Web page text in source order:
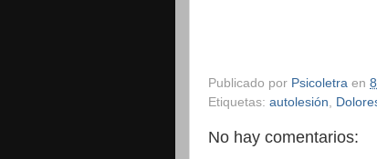
Publicado por Psicoletra en
Etiquetas: autolesión,
No hay comentarios: